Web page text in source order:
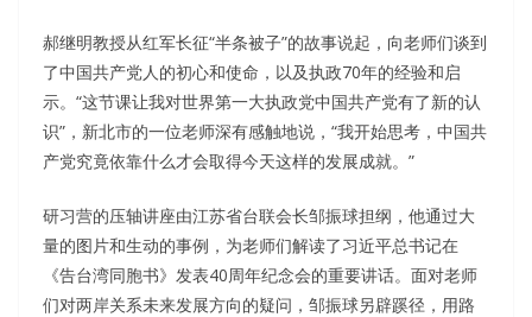
郝继明教授从红军长征“半条被子”的故事说起，向老师们谈到
了中国共产党人的初心和使命，以及执政70年的经验和启
示。“这节课让我对世界第一大执政党中国共产党有了新的认
识”，新北市的一位老师深有感触地说，“我开始思考，中国共
产党究竟依靠什么才会取得今天这样的发展成就。”
研习营的压轴讲座由江苏省台联会长邹振球担纲，他通过大
量的图片和生动的事例，为老师们解读了习近平总书记在
《告台湾同胞书》发表40周年纪念会的重要讲话。面对老师
们对两岸关系未来发展方向的疑问，邹振球另辟蹊径，用路